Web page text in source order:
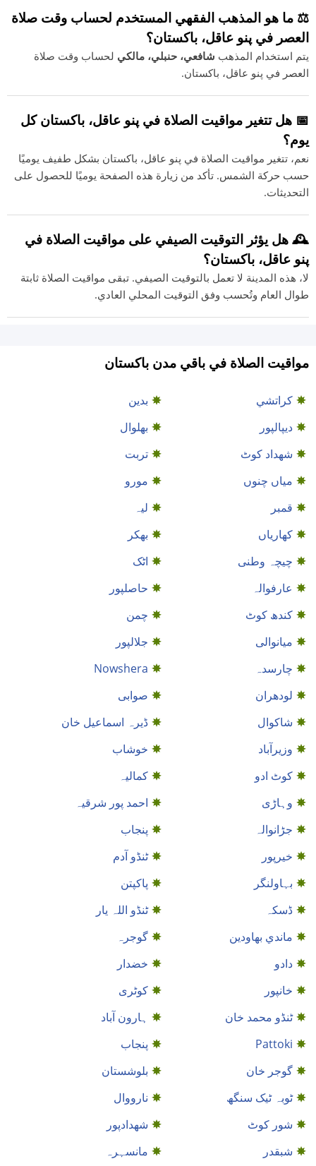
⚖️ ما هو المذهب الفقهي المستخدم لحساب وقت صلاة
العصر في پنو عاقل، باكستان؟
يتم استخدام المذهب شافعي، حنبلي، مالكي لحساب وقت صلاة
العصر في پنو عاقل، باكستان.
📅 هل تتغير مواقيت الصلاة في پنو عاقل، باكستان كل
يوم؟
نعم، تتغير مواقيت الصلاة في پنو عاقل، باكستان بشكل طفيف يوميًا
حسب حركة الشمس. تأكد من زيارة هذه الصفحة يوميًا للحصول على
التحديثات.
🕰️ هل يؤثر التوقيت الصيفي على مواقيت الصلاة في
پنو عاقل، باكستان؟
لا، هذه المدينة لا تعمل بالتوقيت الصيفي. تبقى مواقيت الصلاة ثابتة
طوال العام وتُحسب وفق التوقيت المحلي العادي.
مواقيت الصلاة في باقي مدن باكستان
كراتشي
بدین
دیپالپور
بھلوال
شهداد کوٹ
تربت
میاں چنوں
مورو
قمبر
لیہ
کھاریاں
بھکر
چیچہ وطنی
اٹک
عارفوالہ
حاصلپور
کندھ کوٹ
چمن
میانوالی
جلالپور
چارسدہ
Nowshera
لودھران
صوابی
شاكوال
ڈیرہ اسماعیل خان
وزیرآباد
خوشاب
کوٹ ادو
کمالیہ
وہاڑی
احمد پور شرقیہ
جڑانوالہ
پنجاب
خيرپور
ٹنڈو آدم
بہاولنگر
پاکپتن
ڈسکہ
ٹنڈو اللہ یار
ماندي بهاودين
گوجرہ
دادو
خضدار
خانپور
کوٹری
ٹنڈو محمد خان
ہارون آباد
Pattoki
پنجاب
گوجر خان
بلوشستان
ٹوبہ ٹیک سنگھ
نارووال
شور کوٹ
شهدادپور
شبقدر
مانسہرہ